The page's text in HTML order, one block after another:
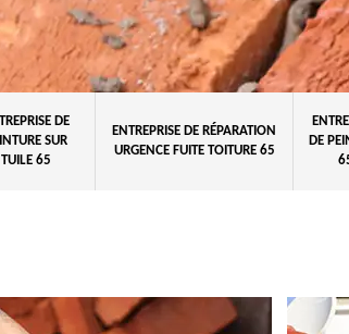
DE
SUR
TUILE 65
ENTREPRISE DE RÉPARATION
URGENCE FUITE TOITURE 65
DE